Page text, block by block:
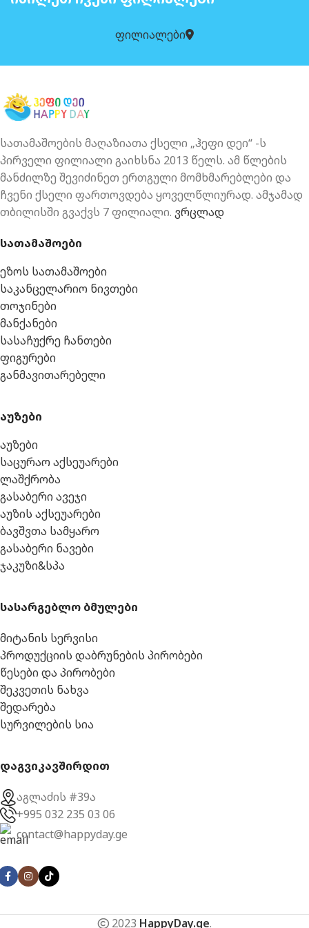
ფილიალები
სათამაშოების მაღაზიათა ქსელი „ჰეფი დეი“ -ს
პირველი ფილიალი გაიხსნა 2013 წელს. ამ წლების
მანძილზე შევიძინეთ ერთგული მომხმარებლები და
ჩვენი ქსელი ფართოვდება ყოველწლიურად. ამჯამად
თბილისში გვაქვს 7 ფილიალი. ვრცლად
სათამაშოები
ეზოს სათამაშოები
საკანცელარიო ნივთები
თოჯინები
მანქანები
სასაჩუქრე ჩანთები
ფიგურები
განმავითარებელი
აუზები
აუზები
საცურაო აქსეუარები
ლაშქრობა
გასაბერი ავეჯი
აუზის აქსეუარები
ბავშვთა სამყარო
გასაბერი ნავები
ჯაკუზი&სპა
სასარგებლო ბმულები
მიტანის სერვისი
პროდუქციის დაბრუნების პირობები
წესები და პირობები
შეკვეთის ნახვა
შედარება
სურვილების სია
დაგვიკავშირდით
აგლაძის #39ა
+995 032 235 03 06
contact@happyday.ge
2023 HappyDay.ge.